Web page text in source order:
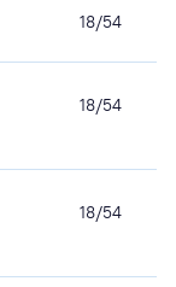
18/54
18/54
18/54